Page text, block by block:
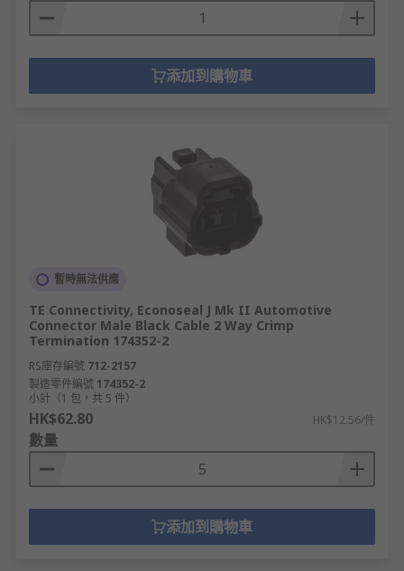
添加到購物車
暫時無法供應
TE Connectivity, Econoseal J Mk II Automotive
Connector Male Black Cable 2 Way Crimp
Termination 174352-2
RS庫存編號 712-2157
製造零件編號 174352-2
小計（1 包，共 5 件）
HK$62.80 HK$12.56/件
數量
添加到購物車